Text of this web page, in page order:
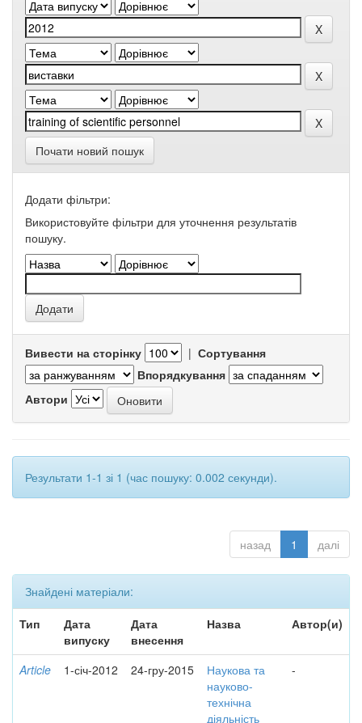
Почати новий пошук
Додати фільтри:
Використовуйте фільтри для уточнення результатів
пошуку.
Вивести на сторінку | Сортування
Впорядкування
Автори
Результати 1-1 зі 1 (час пошуку: 0.002 секунди).
назад 1 далі
Знайдені матеріали:
Тип
Дата
випуску
Дата
внесення
Назва Автор(и)
Article 1-січ-2012 24-гру-2015
Наукова та
науково-
технічна
діяльність
-